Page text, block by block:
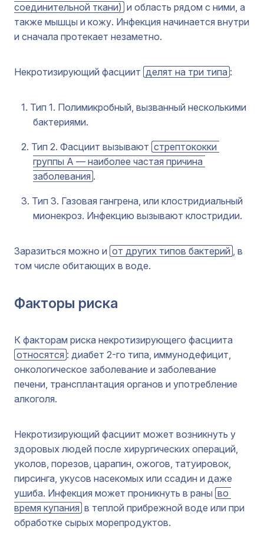
соединительной ткани) и область рядом с ними, а
также мышцы и кожу. Инфекция начинается внутри
и сначала протекает незаметно.
Некротизирующий фасциит делят на три типа :
Тип 1. Полимикробный, вызванный несколькими
бактериями.
Тип 2. Фасциит вызывают стрептококки
группы А — наиболее частая причина
заболевания .
Тип 3. Газовая гангрена, или клостридиальный
мионекроз. Инфекцию вызывают клостридии.
Заразиться можно и от других типов бактерий
, в
том числе обитающих в воде.
Факторы риска
К факторам риска некротизирующего фасциита
относятся : диабет 2-го типа, иммунодефицит,
онкологическое заболевание и заболевание
печени, трансплантация органов и употребление
алкоголя.
Некротизирующий фасциит может возникнуть у
здоровых людей после хирургических операций,
уколов, порезов, царапин, ожогов, татуировок,
пирсинга, укусов насекомых или ссадин и даже
ушиба. Инфекция может проникнуть в раны во
время купания в теплой прибрежной воде или при
обработке сырых морепродуктов.